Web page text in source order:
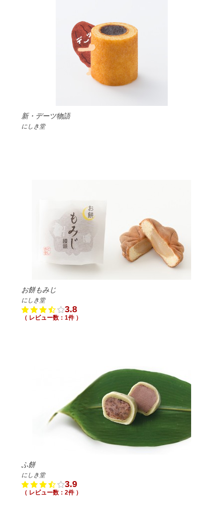
新・デーツ物語
にしき堂
お餅もみじ
にしき堂
3.8
（ レビュー数：1件 ）
ふ餅
にしき堂
3.9
（ レビュー数：2件 ）